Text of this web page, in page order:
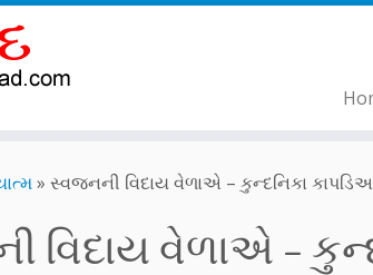
» સ્વજનની વિદાય વેળાએ – કુન્દનિકા
વિદાય વેળાએ –